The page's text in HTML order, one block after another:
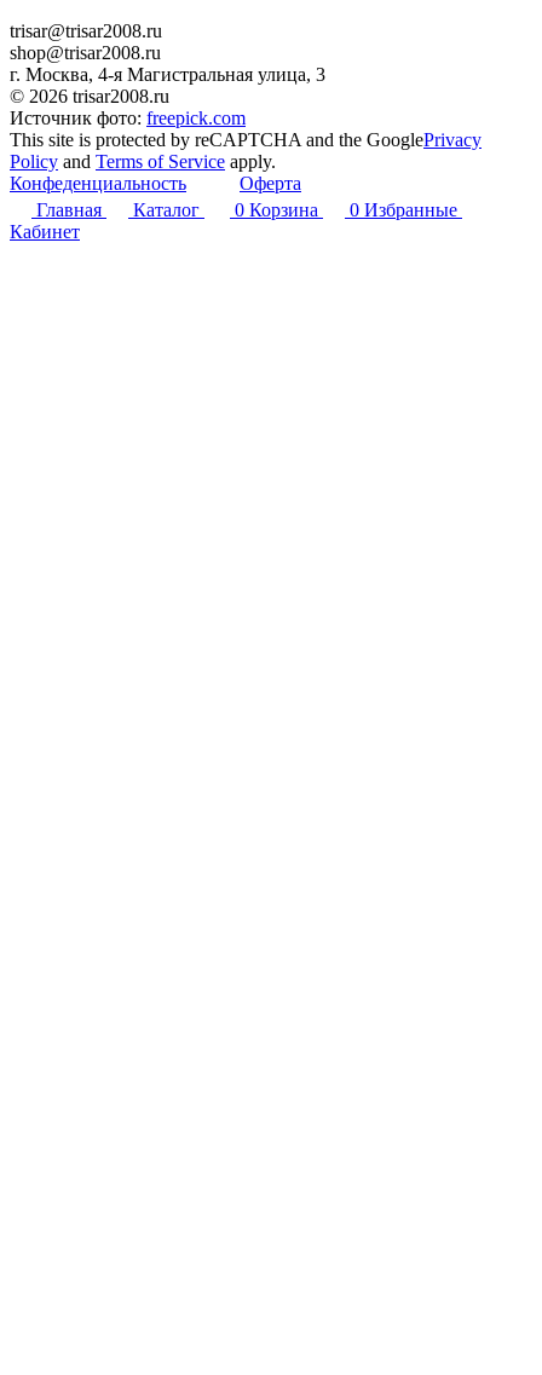
trisar@trisar2008.ru
shop@trisar2008.ru
г. Москва, 4-я Магистральная улица, 3
© 2026 trisar2008.ru
Источник фото: freepick.com
This site is protected by reCAPTCHA and the GooglePrivacy
Policy and Terms of Service apply.
Конфеденциальность
Оферта
Главная
Каталог 0 Корзина 0 Избранные
Кабинет